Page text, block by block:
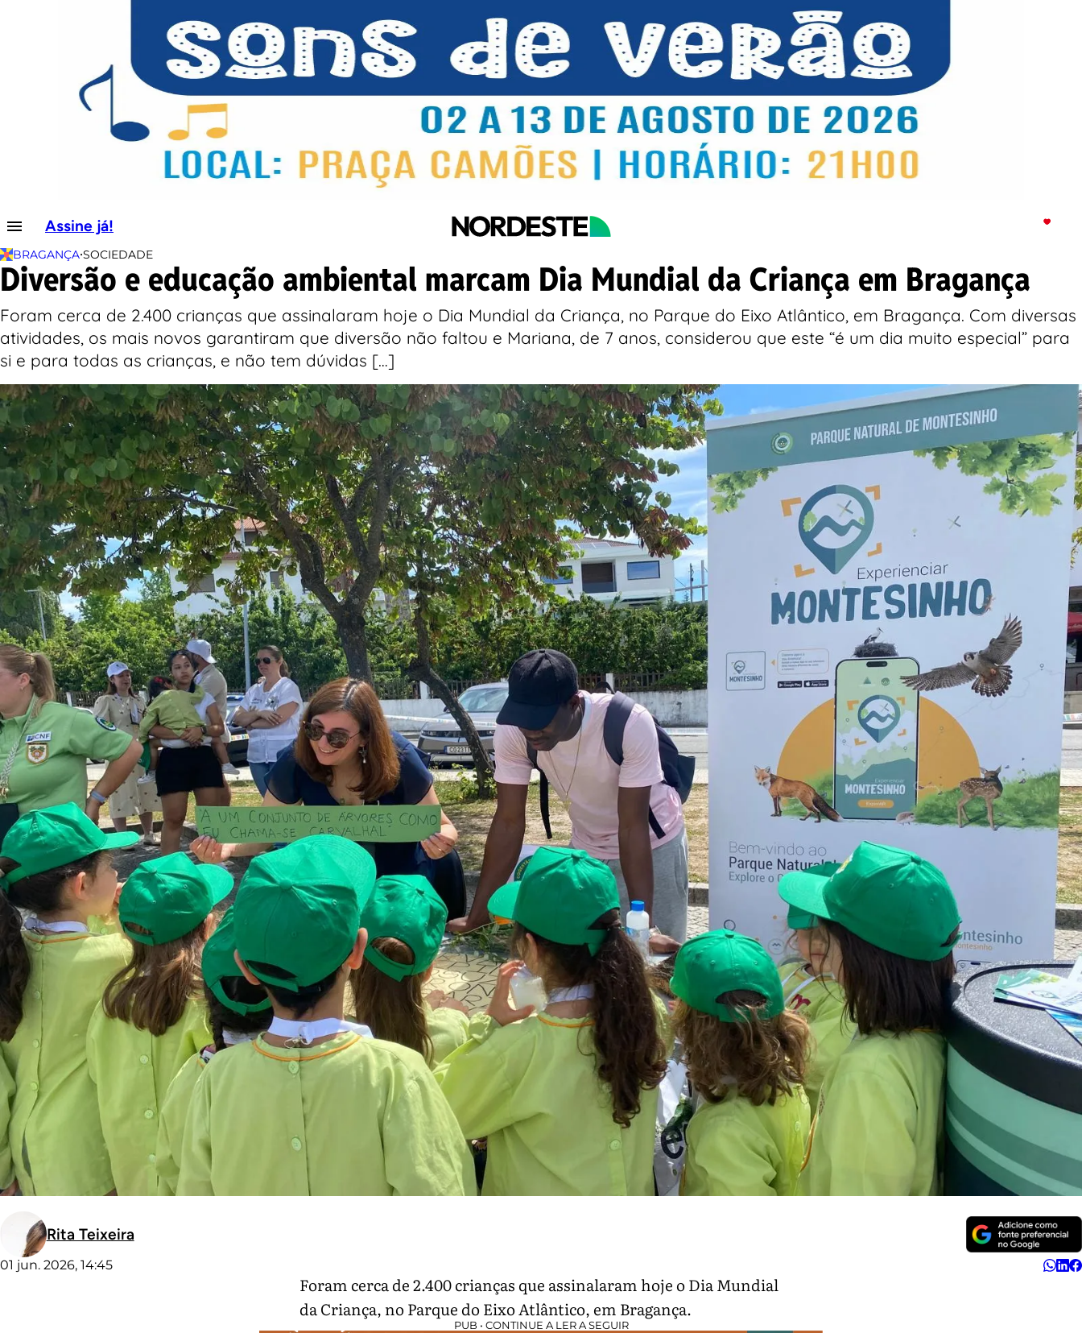
Assine já!
BRAGANÇA•SOCIEDADE
Diversão e educação ambiental marcam Dia Mundial da Criança em Bragança
Foram cerca de 2.400 crianças que assinalaram hoje o Dia Mundial da Criança, no Parque do Eixo Atlântico, em Bragança. Com diversas
atividades, os mais novos garantiram que diversão não faltou e Mariana, de 7 anos, considerou que este “é um dia muito especial” para
si e para todas as crianças, e não tem dúvidas […]
Rita Teixeira
01 jun. 2026, 14:45
Foram cerca de 2.400 crianças que assinalaram hoje o Dia Mundial
da Criança, no Parque do Eixo Atlântico, em Bragança.
PUB • CONTINUE A LER A SEGUIR